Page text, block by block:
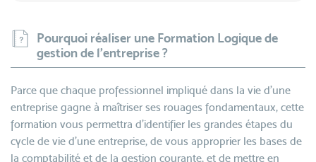
Pourquoi réaliser une Formation Logique de
gestion de l'entreprise ?
Parce que chaque professionnel impliqué dans la vie d’une
entreprise gagne à maîtriser ses rouages fondamentaux, cette
formation vous permettra d’identifier les grandes étapes du
cycle de vie d’une entreprise, de vous approprier les bases de
la comptabilité et de la gestion courante, et de mettre en